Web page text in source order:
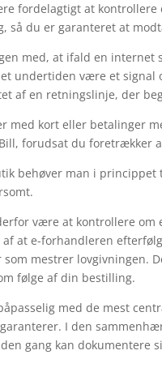
fordelagtigt at
så du er garanteret at
med, at ifald en
undertiden være et
af en retningslinje, der
med kort eller betalinger
forudsat du foretrækker
behøver man i
være at kontrollere
at e-forhandleren
mestrer lovgivningen.
følge af din bestilling.
med de mest
I den
gang kan